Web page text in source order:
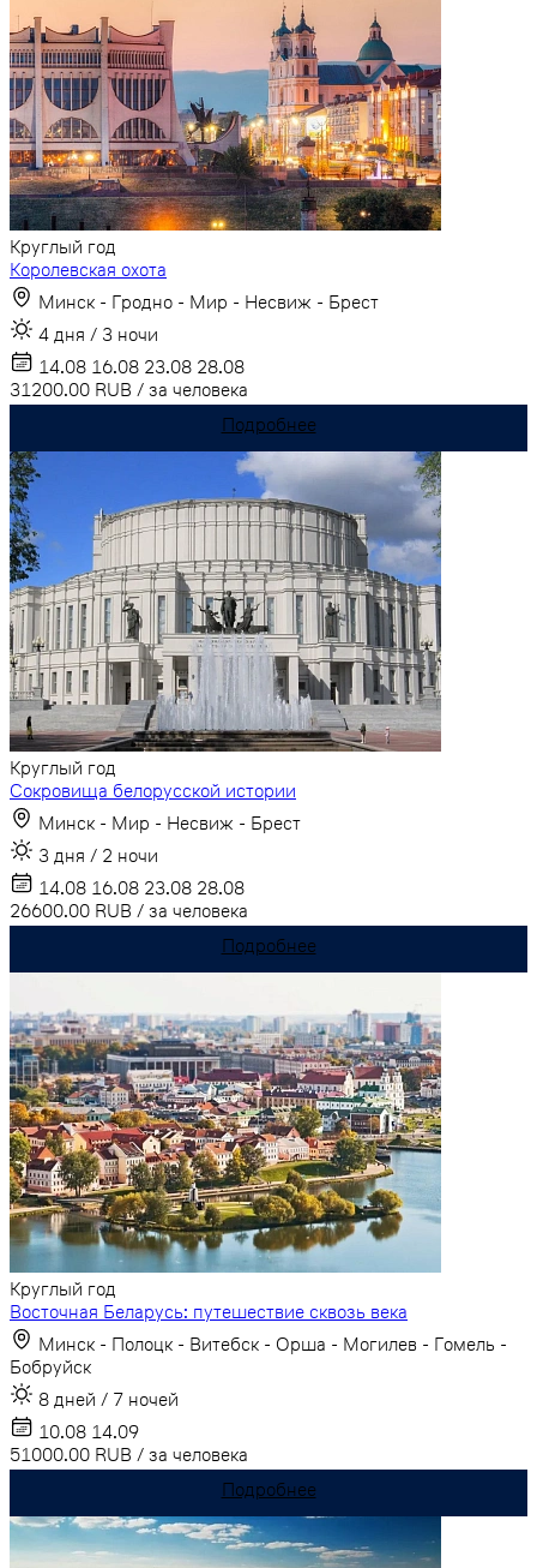
Круглый год
Королевская охота
Минск - Гродно - Мир - Несвиж - Брест
4 дня / 3 ночи
14.08 16.08 23.08 28.08
31200.00 RUB / за человека
Подробнее
Круглый год
Сокровища белорусской истории
Минск - Мир - Несвиж - Брест
3 дня / 2 ночи
14.08 16.08 23.08 28.08
26600.00 RUB / за человека
Подробнее
Круглый год
Восточная Беларусь: путешествие сквозь века
Минск - Полоцк - Витебск - Орша - Могилев - Гомель -
Бобруйск
8 дней / 7 ночей
10.08 14.09
51000.00 RUB / за человека
Подробнее